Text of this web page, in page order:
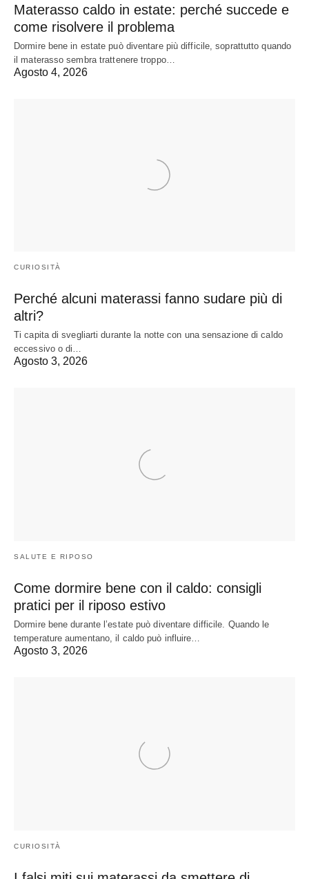
Materasso caldo in estate: perché succede e
come risolvere il problema
Dormire bene in estate può diventare più difficile, soprattutto quando
il materasso sembra trattenere troppo…
Agosto 4, 2026
CURIOSITÀ
Perché alcuni materassi fanno sudare più di
altri?
Ti capita di svegliarti durante la notte con una sensazione di caldo
eccessivo o di…
Agosto 3, 2026
SALUTE E RIPOSO
Come dormire bene con il caldo: consigli
pratici per il riposo estivo
Dormire bene durante l’estate può diventare difficile. Quando le
temperature aumentano, il caldo può influire…
Agosto 3, 2026
CURIOSITÀ